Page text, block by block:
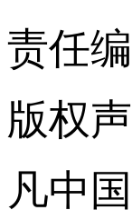
责任
版权
凡中